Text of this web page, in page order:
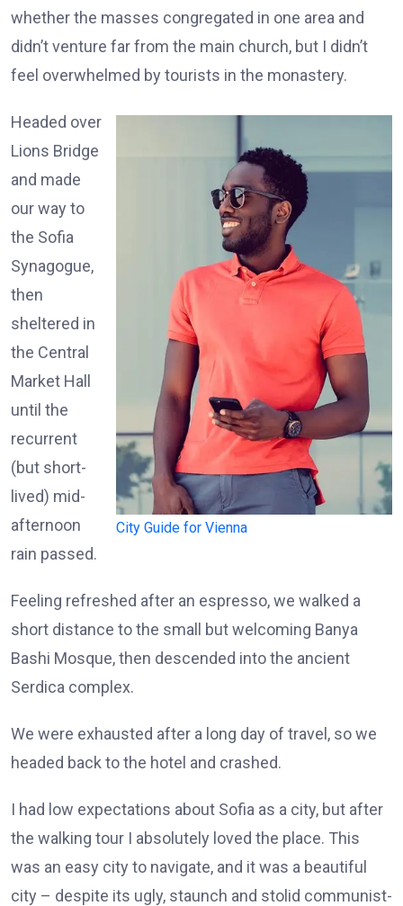
whether the masses congregated in one area and
didn’t venture far from the main church, but I didn’t
feel overwhelmed by tourists in the monastery.
City Guide for Vienna
Headed over
Lions Bridge
and made
our way to
the Sofia
Synagogue,
then
sheltered in
the Central
Market Hall
until the
recurrent
(but short-
lived) mid-
afternoon
rain passed.
Feeling refreshed after an espresso, we walked a
short distance to the small but welcoming Banya
Bashi Mosque, then descended into the ancient
Serdica complex.
We were exhausted after a long day of travel, so we
headed back to the hotel and crashed.
I had low expectations about Sofia as a city, but after
the walking tour I absolutely loved the place. This
was an easy city to navigate, and it was a beautiful
city – despite its ugly, staunch and stolid communist-